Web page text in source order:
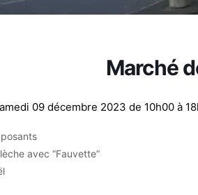
Marché
09 décembre 2023 de 10h00 à
avec “Fauvette”